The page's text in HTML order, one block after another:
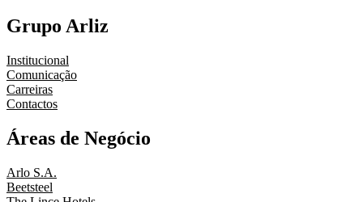
Grupo Arliz
Institucional
Comunicação
Carreiras
Contactos
Áreas de Negócio
Arlo S.A.
Beetsteel